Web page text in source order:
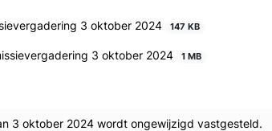
3 oktober 2024
147 KB
3 oktober 2024 1 MB
3 oktober 2024 wordt ongewijzigd vastgesteld.